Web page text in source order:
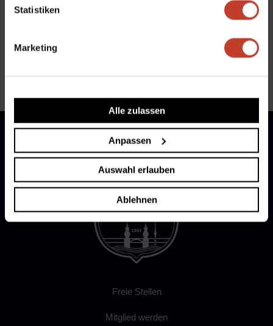
Statistiken
Marketing
Alle zulassen
Anpassen
Auswahl erlauben
Ablehnen
Aktuelles|Allgemein
Endlich Punkte gegen ein Topteam→
Freie Stellen
Mitglied werden